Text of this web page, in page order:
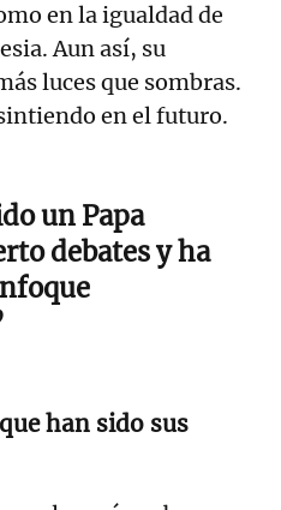
en la igualdad de
Aun así, su
luces que sombras.
en el futuro.
un Papa
debates y ha
han sido sus